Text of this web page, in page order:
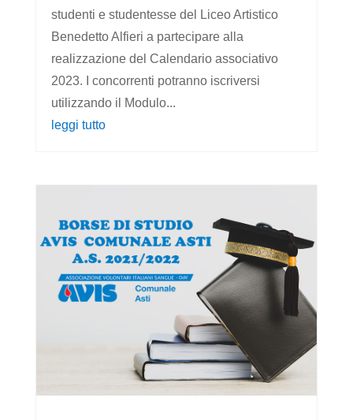
studenti e studentesse del Liceo Artistico
Benedetto Alfieri a partecipare alla
realizzazione del Calendario associativo
2023. I concorrenti potranno iscriversi
utilizzando il Modulo...
leggi tutto